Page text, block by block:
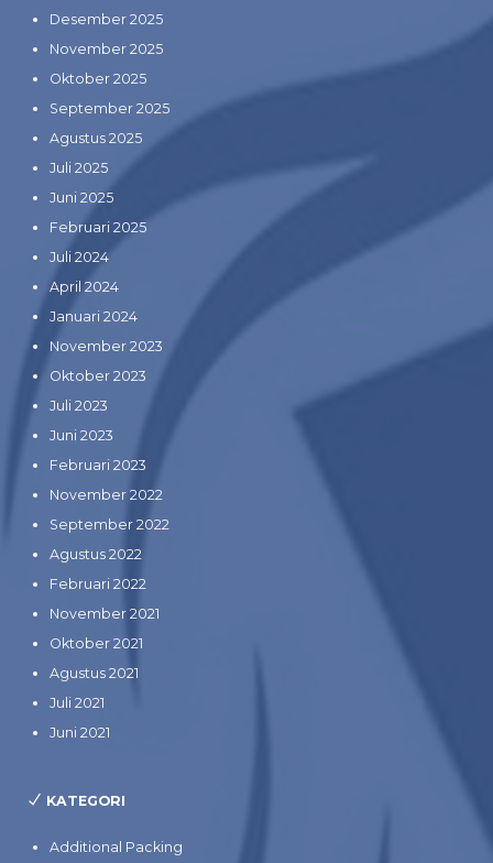
Desember 2025
November 2025
Oktober 2025
September 2025
Agustus 2025
Juli 2025
Juni 2025
Februari 2025
Juli 2024
April 2024
Januari 2024
November 2023
Oktober 2023
Juli 2023
Juni 2023
Februari 2023
November 2022
September 2022
Agustus 2022
Februari 2022
November 2021
Oktober 2021
Agustus 2021
Juli 2021
Juni 2021
KATEGORI
Additional Packing